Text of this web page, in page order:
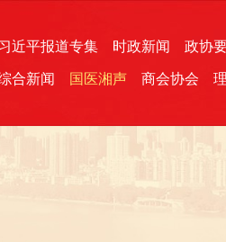
近平报道专集 时政新闻 政协
合新闻 国医湘声 商会协会